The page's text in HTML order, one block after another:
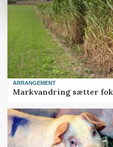
ARRANGEMENT
Markvandring sætter